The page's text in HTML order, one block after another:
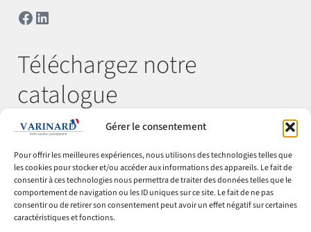
Gérer le consentement
Pour offrir les meilleures expériences, nous utilisons des technologies telles que
les cookies pour stocker et/ou accéder aux informations des appareils. Le fait de
consentir à ces technologies nous permettra de traiter des données telles que le
comportement de navigation ou les ID uniques sur ce site. Le fait de ne pas
consentir ou de retirer son consentement peut avoir un effet négatif sur certaines
caractéristiques et fonctions.
Facebook
LinkedIn
Téléchargez notre
catalogue
© Varinard 2026